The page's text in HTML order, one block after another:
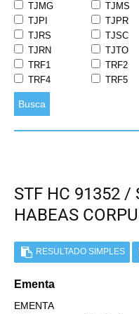
TJMG
TJMS
TJPI
TJPR
TJRS
TJSC
TJRN
TJTO
TRF1
TRF2
TRF4
TRF5
Busca
STF HC 91352 /
HABEAS
RESULTADO SIMPLES
Ementa
EMENTA